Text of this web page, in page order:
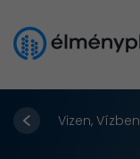
Vizen,